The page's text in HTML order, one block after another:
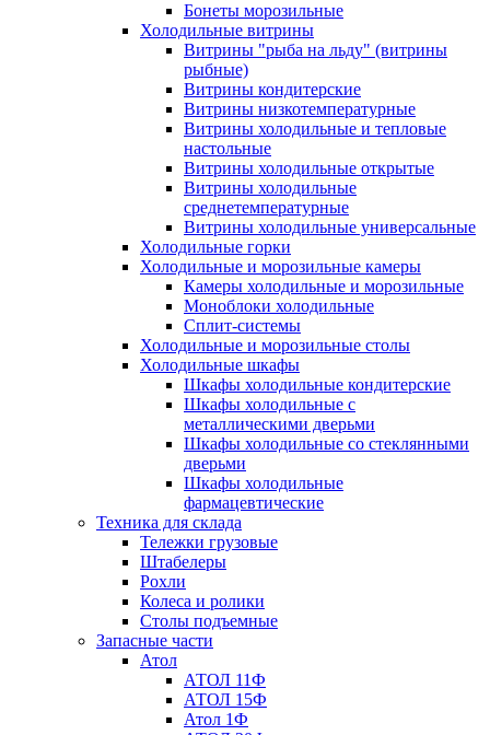
Бонеты морозильные
Холодильные витрины
Витрины "рыба на льду" (витрины
рыбные)
Витрины кондитерские
Витрины низкотемпературные
Витрины холодильные и тепловые
настольные
Витрины холодильные открытые
Витрины холодильные
среднетемпературные
Витрины холодильные универсальные
Холодильные горки
Холодильные и морозильные камеры
Камеры холодильные и морозильные
Моноблоки холодильные
Сплит-системы
Холодильные и морозильные столы
Холодильные шкафы
Шкафы холодильные кондитерские
Шкафы холодильные с
металлическими дверьми
Шкафы холодильные со стеклянными
дверьми
Шкафы холодильные
фармацевтические
Техника для склада
Тележки грузовые
Штабелеры
Рохли
Колеса и ролики
Столы подъемные
Запасные части
Атол
АТОЛ 11Ф
АТОЛ 15Ф
Атол 1Ф